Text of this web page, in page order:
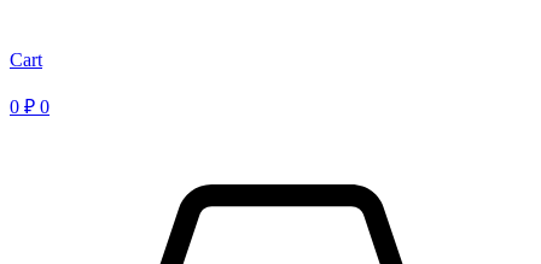
Cart
0 ₽ 0